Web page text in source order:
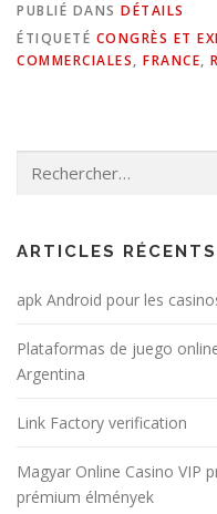
PUBLIÉ DANS DÉTAILS
ÉTIQUETÉ CONGRÈS ET
COMMERCIALES, FRANCE,
ARTICLES RÉCENTS
apk Android pour les
Plataformas de juego
Argentina
Link Factory verification
Magyar Online Casino VIP
prémium élmények